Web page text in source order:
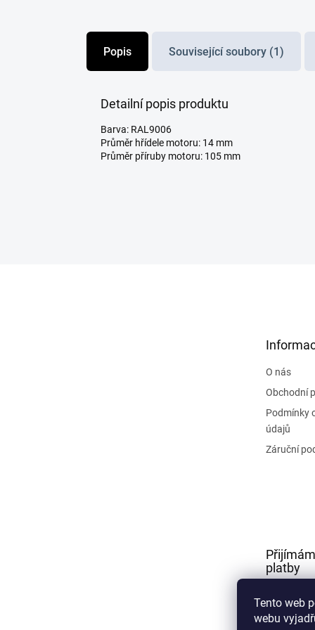
Tento web
webu
Popis Související soubory (1)
Detailní popis produktu
Barva: RAL9006
Průměr hřídele motoru: 14 mm
Průměr příruby motoru: 105 mm
O nás
Obchodní
Podmínky
údajů
Záruční
platby